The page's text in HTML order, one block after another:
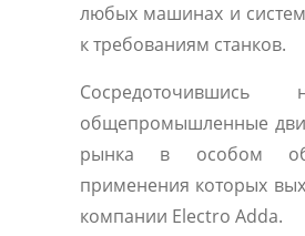
любых машинах и
к требованиям станков.
Сосредоточившись
общепромышленные
рынка в особом
применения которых
компании Electro Adda.